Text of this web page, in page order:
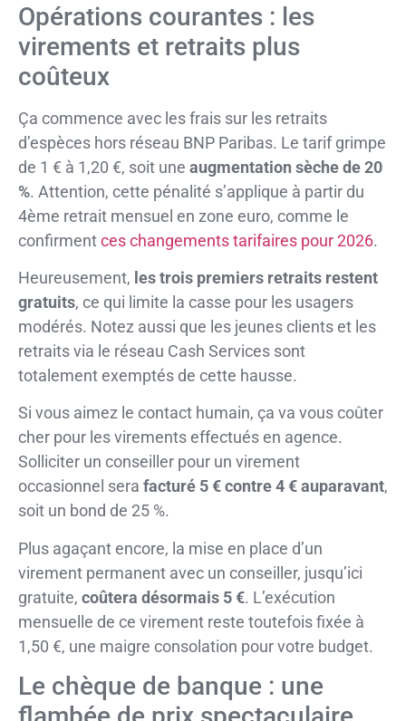
Opérations courantes : les
virements et retraits plus
coûteux
Ça commence avec les frais sur les retraits
d’espèces hors réseau BNP Paribas. Le tarif grimpe
de 1 € à 1,20 €, soit une augmentation sèche de 20
%. Attention, cette pénalité s’applique à partir du
4ème retrait mensuel en zone euro, comme le
confirmentces changements tarifaires pour 2026.
Heureusement, les trois premiers retraits restent
gratuits, ce qui limite la casse pour les usagers
modérés. Notez aussi que les jeunes clients et les
retraits via le réseau Cash Services sont
totalement exemptés de cette hausse.
Si vous aimez le contact humain, ça va vous coûter
cher pour les virements effectués en agence.
Solliciter un conseiller pour un virement
occasionnel sera facturé 5 € contre 4 € auparavant,
soit un bond de 25 %.
Plus agaçant encore, la mise en place d’un
virement permanent avec un conseiller, jusqu’ici
gratuite, coûtera désormais 5 €. L’exécution
mensuelle de ce virement reste toutefois fixée à
1,50 €, une maigre consolation pour votre budget.
Le chèque de banque : une